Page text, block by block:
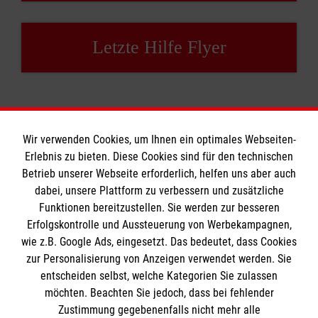
Gruppe (Supervision und
Dienstbesprechungen)
• Koordinatorinnen als ständige
Bei Interesse schreiben Sie uns gerne oder
rufen Sie uns an.
Hier können Sie sich unseren Flyer
herunterladen.
arbeiten mit niedergelassenen Ärzten, Kliniken
und Palliativstationen sowie Pflegediensten
Malteser Hospizarbeit knüpft an die Tradition
Krankenpflegeorden an. Mehr Infos:
www.malteser-hospizarbeit.de
Letzte Hilfe Flyer
Informationen
Impressum
Datenschutz
Barrierefreiheit
Kontakt
Die Malteser
Malteser in Deutschland
Wir verwenden Cookies, um Ihnen ein optimales Webseiten-
Erlebnis zu bieten. Diese Cookies sind für den technischen
Betrieb unserer Webseite erforderlich, helfen uns aber auch
dabei, unsere Plattform zu verbessern und zusätzliche
Funktionen bereitzustellen. Sie werden zur besseren
Erfolgskontrolle und Aussteuerung von Werbekampagnen,
wie z.B. Google Ads, eingesetzt. Das bedeutet, dass Cookies
zur Personalisierung von Anzeigen verwendet werden. Sie
entscheiden selbst, welche Kategorien Sie zulassen
möchten. Beachten Sie jedoch, dass bei fehlender
Zustimmung gegebenenfalls nicht mehr alle